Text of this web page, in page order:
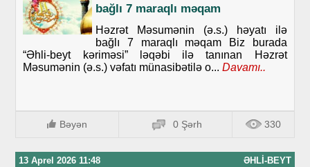
bağlı 7 maraqlı məqam
Həzrət Məsumənin (ə.s.) həyatı ilə
bağlı 7 maraqlı məqam Biz burada
“Əhli-beyt kəriməsi” ləqəbi ilə tanınan Həzrət
Məsumənin (ə.s.) vəfatı münasibətilə o... Davamı..
Bəyən 0 Şərh 330
13 Aprel 2026 11:48 ƏHLI-BEYT